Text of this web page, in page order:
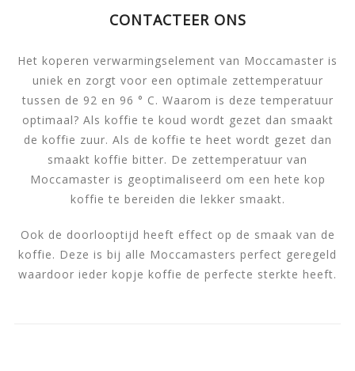
CONTACTEER ONS
Het koperen verwarmingselement van Moccamaster is
uniek en zorgt voor een optimale zettemperatuur
tussen de 92 en 96 ° C. Waarom is deze temperatuur
optimaal? Als koffie te koud wordt gezet dan smaakt
de koffie zuur. Als de koffie te heet wordt gezet dan
smaakt koffie bitter. De zettemperatuur van
Moccamaster is geoptimaliseerd om een hete kop
koffie te bereiden die lekker smaakt.
Ook de doorlooptijd heeft effect op de smaak van de
koffie. Deze is bij alle Moccamasters perfect geregeld
waardoor ieder kopje koffie de perfecte sterkte heeft.